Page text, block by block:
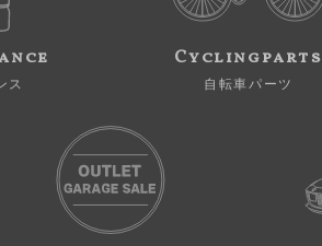
ス
Cyclingparts
自転車パーツ